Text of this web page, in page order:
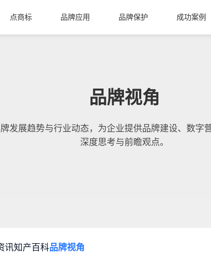
点商标 品牌应用 品牌保护 成功案例
品牌视角
发展趋势与行业动态，为企业提供品牌建设、数字
深度思考与前瞻观点。
讯知产百科品牌视角